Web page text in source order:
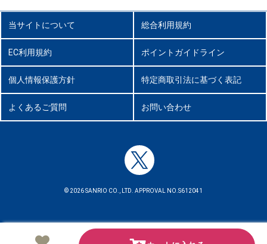
当サイトについて 総合利用規約
EC利用規約 ポイントガイドライン
個人情報保護方針 特定商取引法に基づく表記
よくあるご質問 お問い合わせ
© 2026 SANRIO CO., LTD. APPROVAL NO.S612041